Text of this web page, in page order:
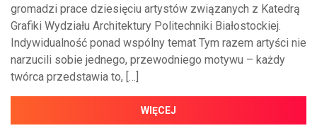
gromadzi prace dziesięciu artystów związanych z Katedrą
Grafiki Wydziału Architektury Politechniki Białostockiej.
Indywidualność ponad wspólny temat Tym razem artyści nie
narzucili sobie jednego, przewodniego motywu – każdy
twórca przedstawia to, […]
WIĘCEJ